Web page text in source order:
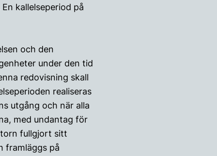
kallelseperiod på
och den
under den tid
redovisning skall
realiseras
utgång och när alla
med undantag för
fullgjort sitt
framläggs på